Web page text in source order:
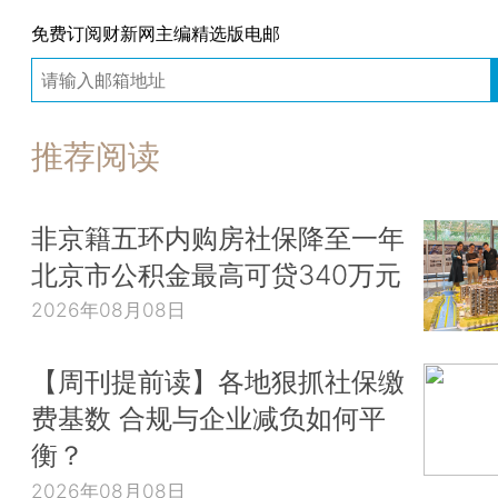
免费订阅财新网主编精选版电邮
推荐阅读
非京籍五环内购房社保降至一年
北京市公积金最高可贷340万元
2026年08月08日
【周刊提前读】各地狠抓社保缴
费基数 合规与企业减负如何平
衡？
2026年08月08日